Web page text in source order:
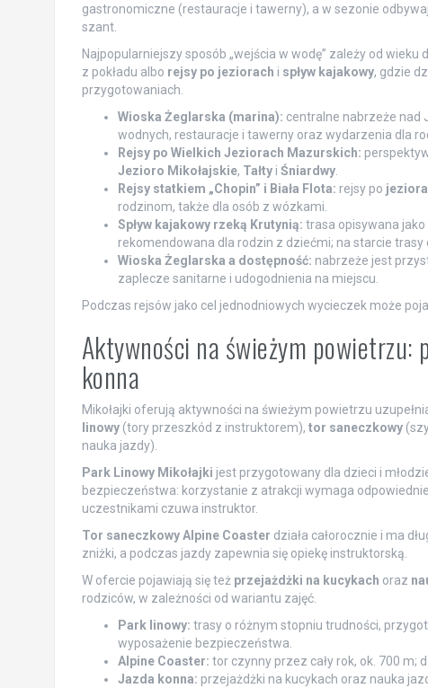
gastronomiczne (restauracje i tawerny), a w sezonie
szant.
Najpopularniejszy sposób „wejścia w wodę” zależy od wieku
z pokładu albo rejsy po jeziorach i spływ kajakowy, gdzie
przygotowaniach.
Wioska Żeglarska (marina): centralne nabrzeże nad
wodnych, restauracje i tawerny oraz wydarzenia dla
Rejsy po Wielkich Jeziorach Mazurskich:
Jezioro Mikołajskie, Tałtyi Śniardwy.
Rejsy statkiem „Chopin” i Biała Flota: rejsy po
rodzinom, także dla osób z wózkami.
Spływ kajakowy rzeką Krutynią: trasa opisywana
rekomendowana dla rodzin z dziećmi; na starcie trasy
Wioska Żeglarska a dostępność: nabrzeże jest
zaplecze sanitarne i udogodnienia na miejscu.
Podczas rejsów jako cel jednodniowych wycieczek może
Aktywności na świeżym powietrzu:
konna
Mikołajki oferują aktywności na świeżym powietrzu
linowy(tory przeszkód z instruktorem), tor saneczkowy
nauka jazdy).
Park Linowy Mikołajki jest przygotowany dla dzieci i
bezpieczeństwa: korzystanie z atrakcji wymaga
uczestnikami czuwa instruktor.
Tor saneczkowy Alpine Coaster działa całorocznie i ma
zniżki, a podczas jazdy zapewnia się opiekę instruktorską.
W ofercie pojawiają się też przejażdżki na kucykach oraz
rodziców, w zależności od wariantu zajęć.
Park linowy: trasy o różnym stopniu trudności,
wyposażenie bezpieczeństwa.
Alpine Coaster: tor czynny przez cały rok, ok. 700 m;
Jazda konna: przejażdżki na kucykach oraz nauka